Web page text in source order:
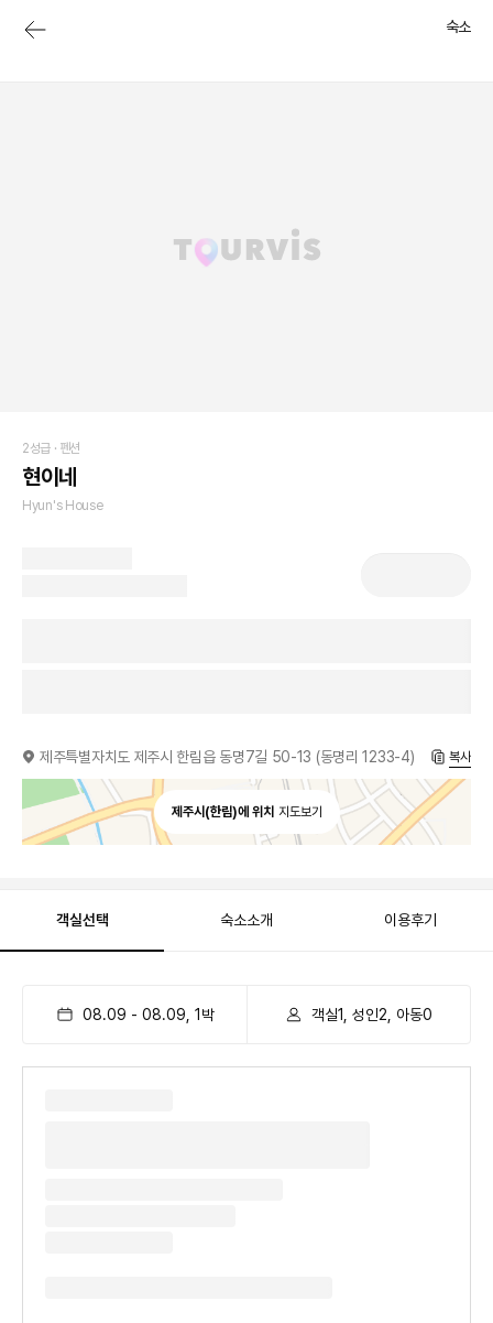
숙소
2성급 · 펜션
현이네
Hyun's House
제주특별자치도 제주시 한림읍 동명7길 50-13 (동명리 1233-4) 복사
제주시(한림)에 위치 지도보기
객실선택 숙소소개 이용후기
08.09 - 08.09 1 박 객실1, 성인2, 아동0